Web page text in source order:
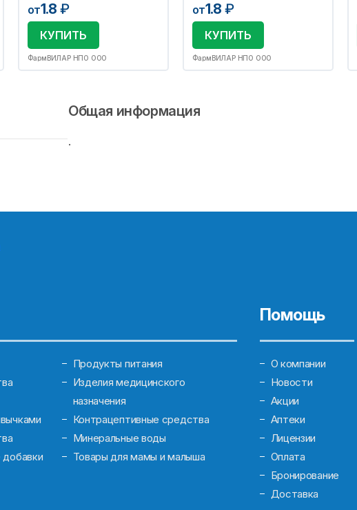
от1.8 ₽
КУПИТЬ
ФармВИЛАР НПО ООО
от1.8 ₽
КУПИТЬ
ФармВИЛАР НПО ООО
Общая информация
.
добавки
Продукты питания
Изделия медицинского
назначения
Контрацептивные средства
Минеральные воды
Товары для мамы и малыша
Помощь
О компании
Новости
Акции
Аптеки
Лицензии
Оплата
Бронирование
Доставка